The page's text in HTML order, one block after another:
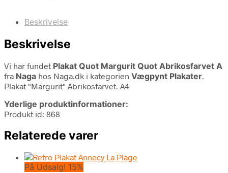
Beskrivelse
Beskrivelse
Vi har fundet Plakat Quot Margurit Quot Abrikosfarvet A
fra Naga hos Naga.dk i kategorien Vægpynt Plakater.
Plakat "Margurit" Abrikosfarvet. A4
Yderlige produktinformationer:
Produkt id: 868
Relaterede varer
På Udsalg! 15%